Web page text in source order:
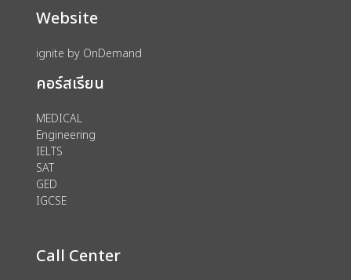
Website
ignite by OnDemand
คอร์สเรียน
MEDICAL
Engineering
IELTS
SAT
GED
IGCSE
Call Center